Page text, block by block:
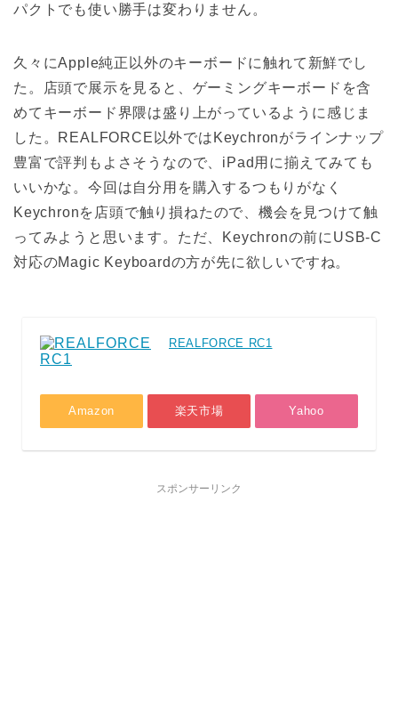
パクトでも使い勝手は変わりません。
久々にApple純正以外のキーボードに触れて新鮮でし
た。店頭で展示を見ると、ゲーミングキーボードを含
めてキーボード界隈は盛り上がっているように感じま
した。REALFORCE以外ではKeychronがラインナップ
豊富で評判もよさそうなので、iPad用に揃えてみても
いいかな。今回は自分用を購入するつもりがなく
Keychronを店頭で触り損ねたので、機会を見つけて触
ってみようと思います。ただ、Keychronの前にUSB-C
対応のMagic Keyboardの方が先に欲しいですね。
REALFORCE RC1
Amazon 楽天市場 Yahoo
スポンサーリンク